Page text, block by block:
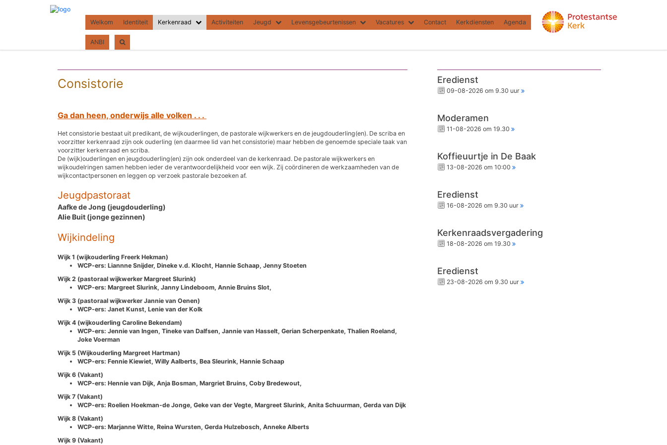
Welkom Identiteit Kerkenraad Activiteiten Jeugd Levensgebeurtenissen Vacatures Contact Kerkdiensten Agenda
ANBI
Consistorie
Ga dan heen, onderwijs alle volken . . .
Het consistorie bestaat uit predikant, de wijkouderlingen, de pastorale wijkwerkers en de jeugdouderling(en). De scriba en
voorzitter kerkenraad zijn ook ouderling (en daarmee lid van het consistorie) maar hebben de genoemde speciale taak van
voorzitter kerkenraad en scriba.
De (wijk)ouderlingen en jeugdouderling(en) zijn ook onderdeel van de kerkenraad. De pastorale wijkwerkers en
wijkoudelringen samen hebben ieder de verantwoordelijkheid voor een wijk. Zij coördineren de werkzaamheden van de
wijkcontactpersonen en leggen op verzoek pastorale bezoeken af.
Jeugdpastoraat
Aafke de Jong (jeugdouderling)
Alie Buit (jonge gezinnen)
Wijkindeling
Wijk 1 (wijkouderling Freerk Hekman)
WCP-ers: Liannne Snijder, Dineke v.d. Klocht, Hannie Schaap, Jenny Stoeten
Wijk 2 (pastoraal wijkwerker Margreet Slurink)
WCP-ers: Margreet Slurink, Janny Lindeboom, Annie Bruins Slot,
Wijk 3 (pastoraal wijkwerker Jannie van Oenen)
WCP-ers: Janet Kunst, Lenie van der Kolk
Wijk 4 (wijkouderling Caroline Bekendam)
WCP-ers: Jennie van Ingen, Tineke van Dalfsen, Jannie van Hasselt, Gerian Scherpenkate, Thalien Roeland,
Joke Voerman
Wijk 5 (Wijkouderling Margreet Hartman)
WCP-ers: Fennie Kiewiet, Willy Aalberts, Bea Sleurink, Hannie Schaap
Wijk 6 (Vakant)
WCP-ers: Hennie van Dijk, Anja Bosman, Margriet Bruins, Coby Bredewout,
Wijk 7 (Vakant)
WCP-ers: Roelien Hoekman-de Jonge, Geke van der Vegte, Margreet Slurink, Anita Schuurman, Gerda van Dijk
Wijk 8 (Vakant)
WCP-ers: Marjanne Witte, Reina Wursten, Gerda Hulzebosch, Anneke Alberts
Wijk 9 (Vakant)
Eredienst
09-08-2026 om 9.30 uur
Moderamen
11-08-2026 om 19.30
Koffieuurtje in De Baak
13-08-2026 om 10:00
Eredienst
16-08-2026 om 9.30 uur
Kerkenraadsvergadering
18-08-2026 om 19.30
Eredienst
23-08-2026 om 9.30 uur